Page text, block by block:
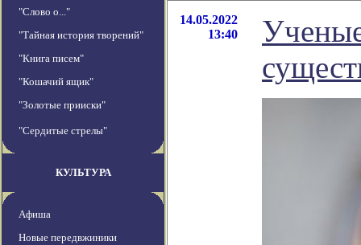
"Слово о..."
"Тайная история творений"
"Книга писем"
"Кошачий ящик"
"Золотые прииски"
"Сердитые стрелы"
КУЛЬТУРА
Афиша
Новые передвжиники
14.05.2022
13:40